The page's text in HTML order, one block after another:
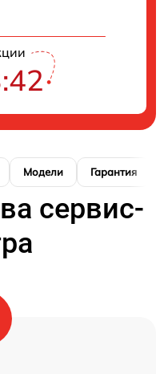
Модели Гарантия
сервис-